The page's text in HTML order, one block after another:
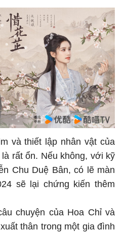
và thiết lập nhân vật của
rất ổn. Nếu không, với kỹ
Chu Duệ Bân, có lẽ màn
sẽ lại chứng kiến thêm
chuyện của Hoa Chỉ và
thân trong một gia đình